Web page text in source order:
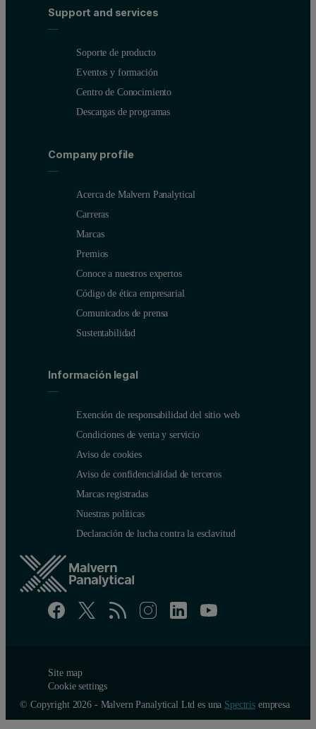
Support and services
Soporte de producto
Eventos y formación
Centro de Conocimiento
Descargas de programas
Company profile
Acerca de Malvern Panalytical
Carreras
Marcas
Premios
Conoce a nuestros expertos
Código de ética empresarial
Comunicados de prensa
Sustentabilidad
Información legal
Exención de responsabilidad del sitio web
Condiciones de venta y servicio
Aviso de cookies
Aviso de confidencialidad de terceros
Marcas registradas
Nuestras políticas
Declaración de lucha contra la esclavitud
Site map
Cookie settings
© Copyright 2026 - Malvern Panalytical Ltd es una Spectrisempresa